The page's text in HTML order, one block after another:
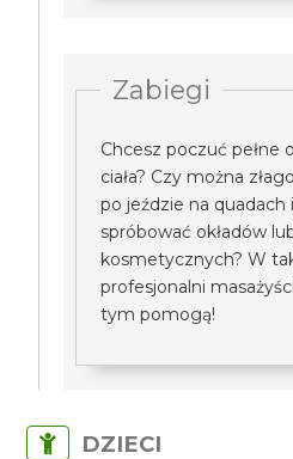
Zabiegi
Chcesz poczuć pełne
ciała? Czy można
po jeździe na
spróbować okładów
kosmetycznych? W
profesjonalni
tym pomogą!
DZIECI